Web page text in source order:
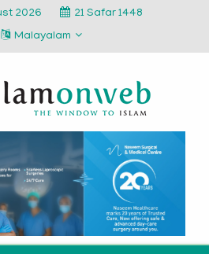
2026
21 Safar 1448
Malayalam